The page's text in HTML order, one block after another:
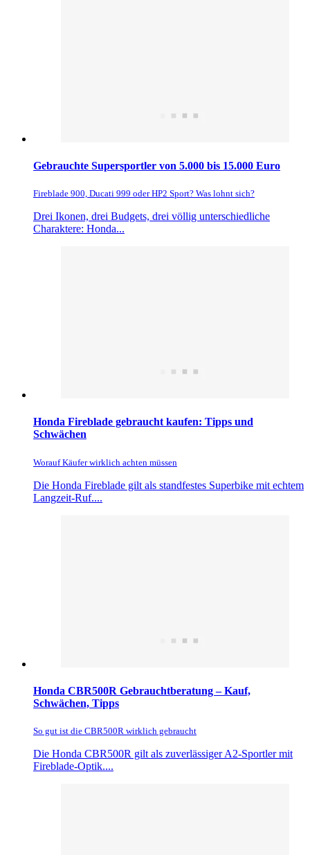
Gebrauchte Supersportler von 5.000 bis 15.000 Euro
Fireblade 900, Ducati 999 oder HP2 Sport? Was lohnt sich?
Drei Ikonen, drei Budgets, drei völlig unterschiedliche
Charaktere: Honda...
Honda Fireblade gebraucht kaufen: Tipps und
Schwächen
Worauf Käufer wirklich achten müssen
Die Honda Fireblade gilt als standfestes Superbike mit echtem
Langzeit-Ruf....
Honda CBR500R Gebrauchtberatung – Kauf,
Schwächen, Tipps
So gut ist die CBR500R wirklich gebraucht
Die Honda CBR500R gilt als zuverlässiger A2-Sportler mit
Fireblade-Optik....